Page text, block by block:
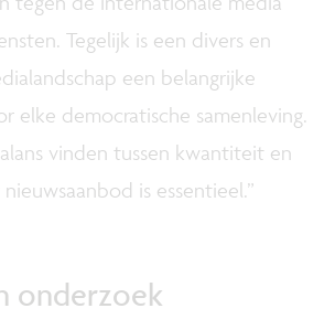
Tegelijk is een divers en
een belangrijke
elke democratische samenleving.
vinden tussen kwantiteit en
is essentieel.”
onderzoek